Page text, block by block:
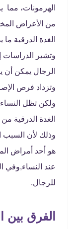
الهرمونات، مما
من الأعراض
الرجال يمكن أن
وتزداد فرص
ولكن تظل
وذلك لأن السبب
هو أحد أمراض
للرجال.
الفرق بين